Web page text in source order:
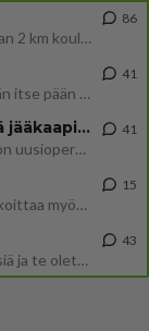
Hesarissa päivitellään lapset joutuu nyt kulkemaan 2 km kouluun jösses. Ruostefillarilla tuo matka menee vaikka miten äk
86
Mutta mies vain tuijottaa, siinä vaiheessa käännän itse pään pois. Mikä juttu? Yleensä jos joku tuijottaa tai katsoo, hä
41
Uusioperheen aikuiset lapset tyhjentää jääkaapin käydessään
Miten selvittäisitte seuraavan ongelman, meillä on uusioperhe, minulla teini-ikäiset lapset ja puolisolla aikuiset, jotk
41
Lomat on monella lomailtu ja arki alkaa. Se voi tarkoittaa myös sitä, että grillailut on grillattu ja palataan arjen ruo
15
Miksi se että mies on seksuaalinen ja haluaa seksiä ja te olette hänen mielestänne haluttava on vastenmielistä? Mikä sii
43